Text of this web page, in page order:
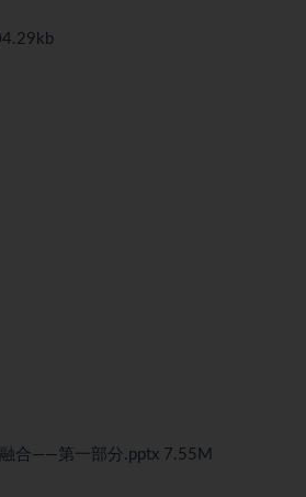
合——第一部分.pptx 7.55M